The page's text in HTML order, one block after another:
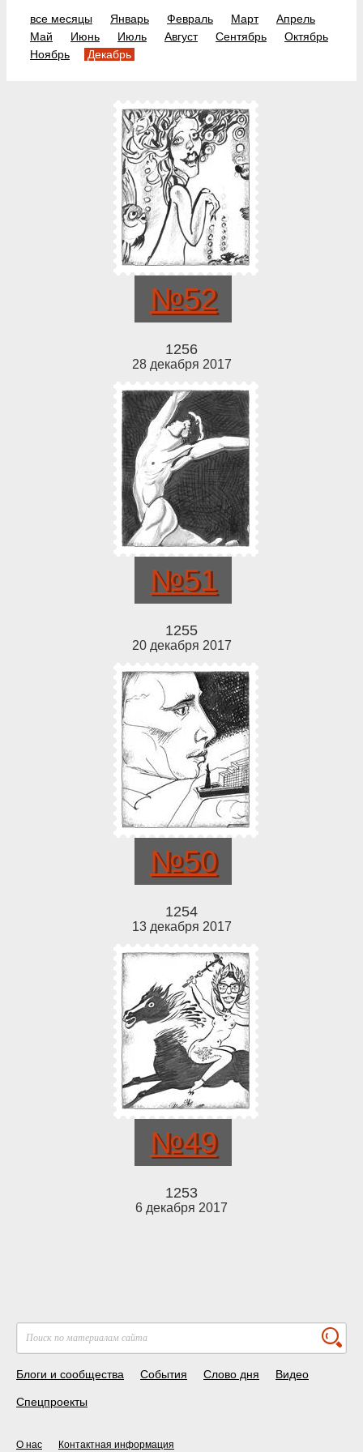
все месяцы Январь Февраль Март
Апрель
Май
Июнь Июль Август Сентябрь
Октябрь
Ноябрь
Декабрь
№52
1256
28 декабря 2017
№51
1255
20 декабря 2017
№50
1254
13 декабря 2017
№49
1253
6 декабря 2017
Блоги и сообщества События Слово дня Видео
Спецпроекты
О нас Контактная информация